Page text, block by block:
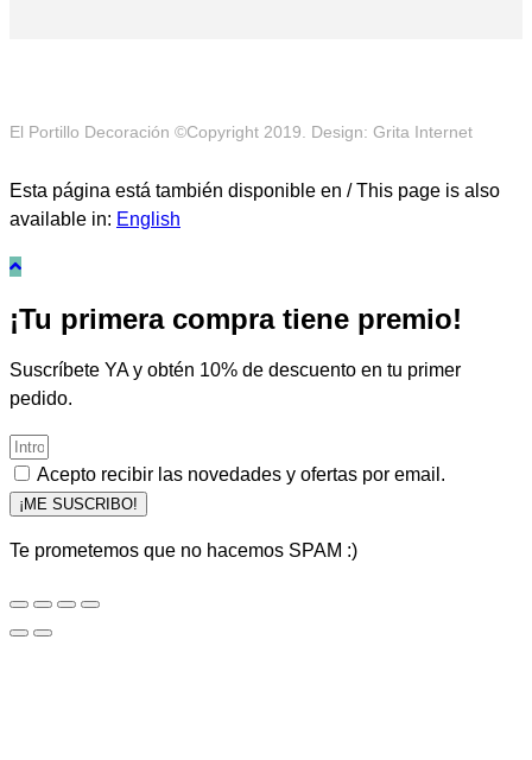
El Portillo Decoración ©Copyright 2019. Design: Grita Internet
Esta página está también disponible en / This page is also
available in: English
¡Tu primera compra tiene premio!
Suscríbete YA y obtén 10% de descuento en tu primer
pedido.
Acepto recibir las novedades y ofertas por email.
¡ME SUSCRIBO!
Te prometemos que no hacemos SPAM :)